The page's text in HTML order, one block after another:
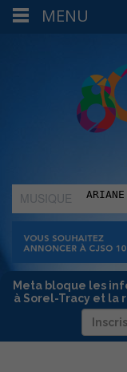
MUSIQUE
:
Meta bloque les
à Sorel-Tracy et la
MENU